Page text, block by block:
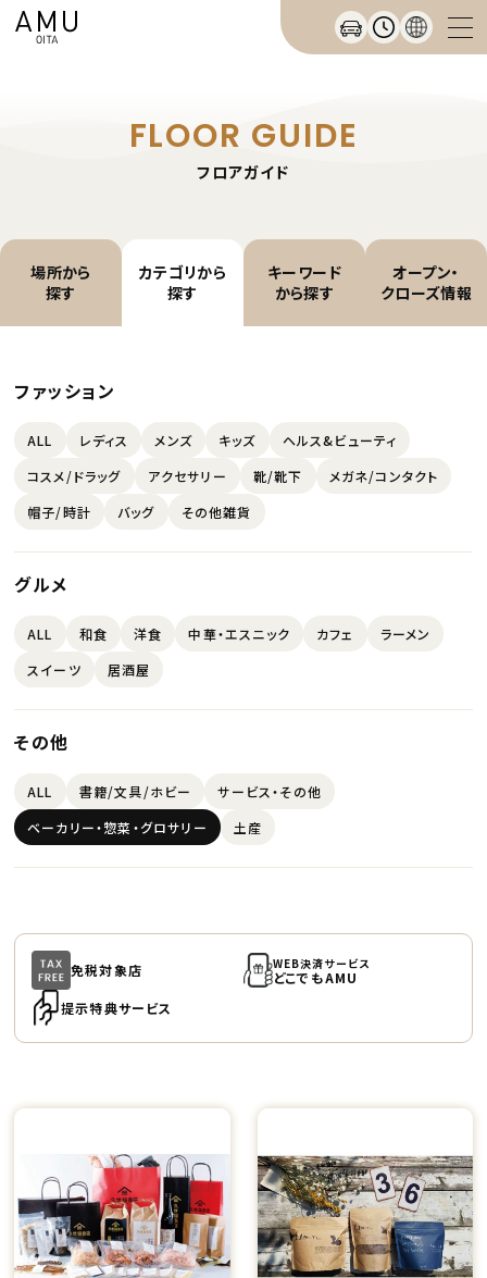
FLOOR GUIDE
フロアガイド
場所から
探す
カテゴリから
探す
キーワード
から探す
オープン・
クローズ情報
ファッション
ALL レディス メンズ キッズ
ヘルス&ビューティ
コスメ/ドラッグ
アクセサリー 靴/靴下
メガネ/コンタクト
帽子/時計
バッグ その他雑貨
グルメ
ALL 和食 洋食 中華・エスニック カフェ
ラーメン
スイーツ
居酒屋
その他
ALL 書籍/文具/ホビー
サービス・その他
ベーカリー・惣菜・グロサリー
土産
免税対象店 WEB決済サービス
どこでもAMU
提示特典サービス